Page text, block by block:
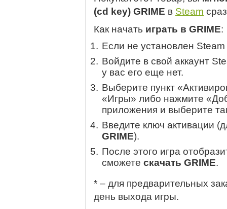
(cd key) GRIME в Steam
Как начать играть в GRIME:
Если не установлен
Войдите в свой аккаунт
у вас его еще нет.
Выберите пункт
«Игры» либо нажмите
приложения и выберите
Введите ключ активации
GRIME).
После этого игра
сможете скачать GRIME.
* – для предварительных
день выхода игры.